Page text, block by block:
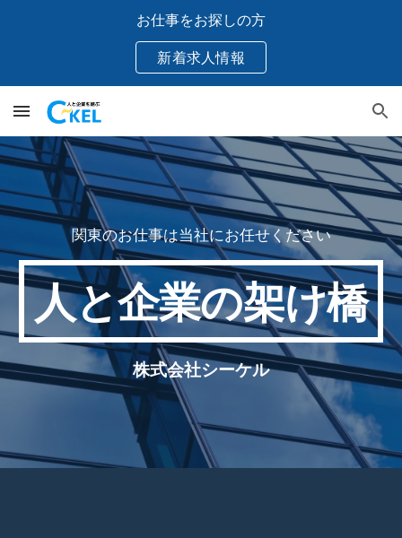
Skip to main content
お仕事をお探しの方
新着求人情報
関東のお仕事は当社にお任せください
人と企業の架け橋
株式会社シーケル